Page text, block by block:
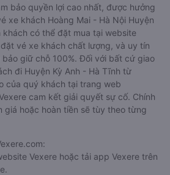
bảo quyền lợi cao nhất, được hưởng
xe khách Hoàng Mai - Hà Nội Huyện
khách có thể đặt mua tại website
vé xe khách chất lượng, và uy tín
giữ chỗ 100%. Đối với bất cứ giao
đi Huyện Kỳ Anh - Hà Tĩnh từ
của quý khách tại trang web
cam kết giải quyết sự cố. Chính
giá hoặc hoàn tiền sẽ tùy theo từng
Vexere hoặc tải app Vexere trên